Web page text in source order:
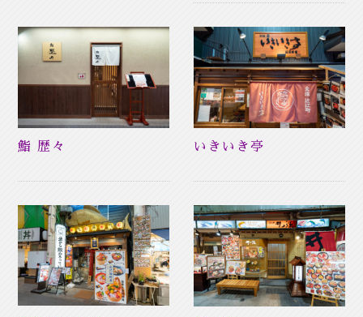
鮨 歴々 いきいき亭